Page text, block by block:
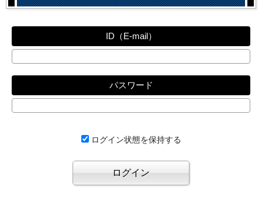
ID（E-mail）
パスワード
ログイン状態を保持する